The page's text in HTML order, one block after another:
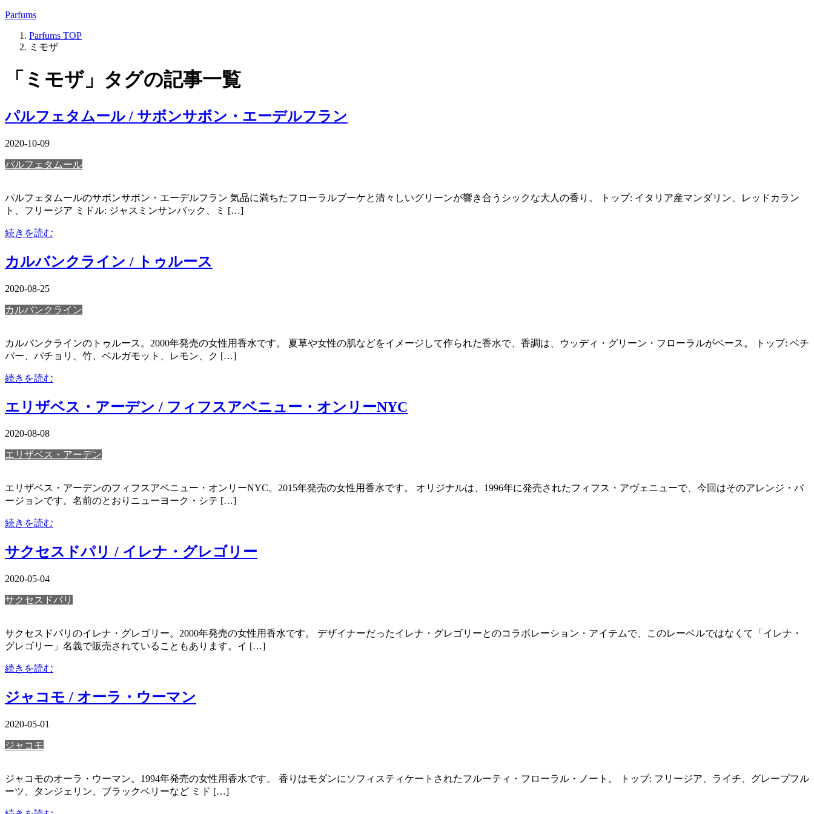
Parfums
Parfums TOP
ミモザ
「ミモザ」タグの記事一覧
パルフェタムール / サボンサボン・エーデルフラン
2020-10-09
パルフェタムール
パルフェタムールのサボンサボン・エーデルフラン 気品に満ちたフローラルブーケと清々しいグリーンが響き合うシックな大人の香り。 トップ: イタリア産マンダリン、レッドカラン
ト、フリージア ミドル: ジャスミンサンバック、ミ […]
続きを読む
カルバンクライン / トゥルース
2020-08-25
カルバンクライン
カルバンクラインのトゥルース。2000年発売の女性用香水です。 夏草や女性の肌などをイメージして作られた香水で、香調は、ウッディ・グリーン・フローラルがベース。 トップ: ベチ
バー、パチョリ、竹、ベルガモット、レモン、ク […]
続きを読む
エリザベス・アーデン / フィフスアベニュー・オンリーNYC
2020-08-08
エリザベス・アーデン
エリザベス・アーデンのフィフスアベニュー・オンリーNYC。2015年発売の女性用香水です。 オリジナルは、1996年に発売されたフィフス・アヴェニューで、今回はそのアレンジ・バ
ージョンです。名前のとおりニューヨーク・シテ […]
続きを読む
サクセスドパリ / イレナ・グレゴリー
2020-05-04
サクセスドパリ
サクセスドパリのイレナ・グレゴリー。2000年発売の女性用香水です。 デザイナーだったイレナ・グレゴリーとのコラボレーション・アイテムで、このレーベルではなくて「イレナ・
グレゴリー」名義で販売されていることもあります。イ […]
続きを読む
ジャコモ / オーラ・ウーマン
2020-05-01
ジャコモ
ジャコモのオーラ・ウーマン。1994年発売の女性用香水です。 香りはモダンにソフィスティケートされたフルーティ・フローラル・ノート。 トップ: フリージア、ライチ、グレープフル
ーツ、タンジェリン、ブラックベリーなど ミド […]